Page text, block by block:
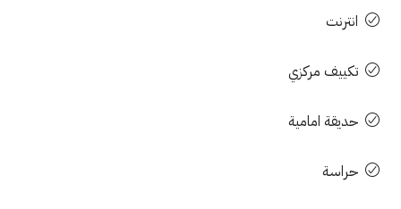
انترنت
تكييف مركزي
حديقة امامية
حراسة